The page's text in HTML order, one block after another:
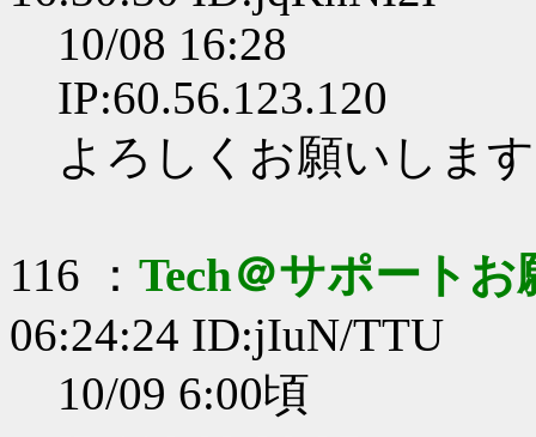
10/08 16:28
IP:60.56.123.120
よろしくお願いしま
116 ： Tech＠サポート
06:24:24 ID:jIuN/TTU
10/09 6:00頃